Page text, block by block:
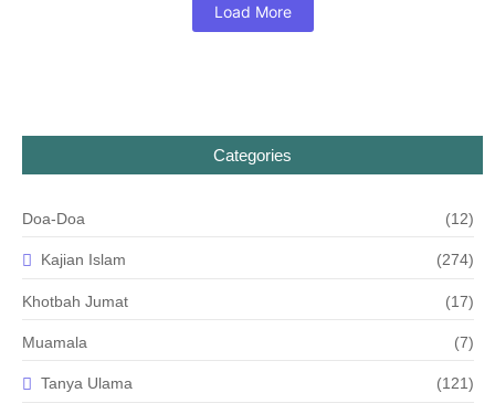
Load More
Categories
Doa-Doa (12)
Kajian Islam (274)
Khotbah Jumat (17)
Muamala (7)
Tanya Ulama (121)